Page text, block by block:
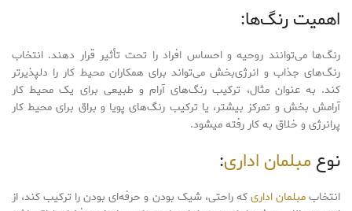
اهمیت رنگ‌ها:
رنگ‌ها می‌توانند روحیه و احساس افراد را تحت تأثیر قرار دهند. انتخاب
رنگ‌های جذاب و انرژی‌بخش می‌تواند برای همکاران محیط کار را دلپذیرتر
کند. به عنوان مثال، ترکیب رنگ‌های آرام و طبیعی برای یک محیط کار
آرامش بخش و تمرکز بیشتر، یا ترکیب رنگ‌های پویا و براق برای محیط کار
پرانرژی و خلاق به کار رفته میشود.
نوع مبلمان اداری:
انتخابمبلمان اداریکه راحتی، شیک بودن و حرفه‌ای بودن را ترکیب کند، از